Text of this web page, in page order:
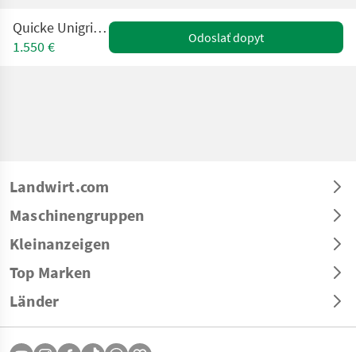
Quicke Unigrip M+ Euro
1.550 €
Odoslať dopyt
Landwirt.com
Maschinengruppen
Kleinanzeigen
Top Marken
Länder